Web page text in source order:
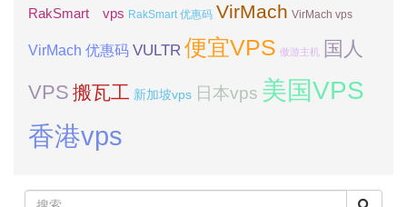
RakSmart vps RakSmart 优惠码 VirMach VirMach vps
VirMach 优惠码 VULTR 便宜VPS 傲游主机
国人
VPS 搬瓦工 新加坡vps 日本vps 美国VPS
香港vps